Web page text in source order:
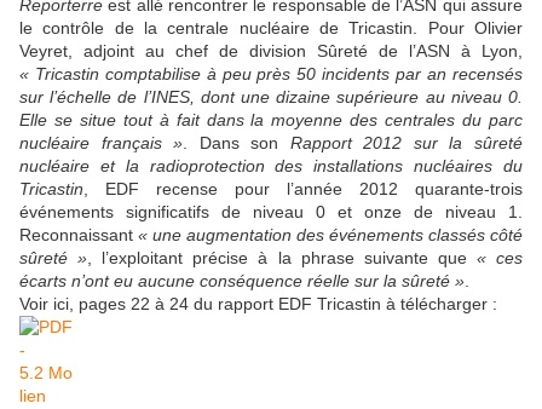
Reporterre est allé rencontrer le responsable de l’ASN qui assure
le contrôle de la centrale nucléaire de Tricastin. Pour Olivier
Veyret, adjoint au chef de division Sûreté de l’ASN à Lyon,
« Tricastin comptabilise à peu près 50 incidents par an recensés
sur l’échelle de l’INES, dont une dizaine supérieure au niveau 0.
Elle se situe tout à fait dans la moyenne des centrales du parc
nucléaire français » . Dans son Rapport 2012 sur la sûreté
nucléaire et la radioprotection des installations nucléaires du
Tricastin , EDF recense pour l’année 2012 quarante-trois
événements significatifs de niveau 0 et onze de niveau 1.
Reconnaissant « une augmentation des événements classés côté
sûreté » , l’exploitant précise à la phrase suivante que « ces
écarts n’ont eu aucune conséquence réelle sur la sûreté »
Voir ici, pages 22 à 24 du rapport EDF Tricastin à télécharger :
lien